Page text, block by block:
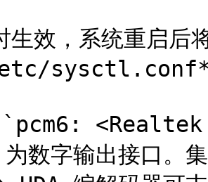
生效，系统重启后
`pcm6:
字输出接口。集